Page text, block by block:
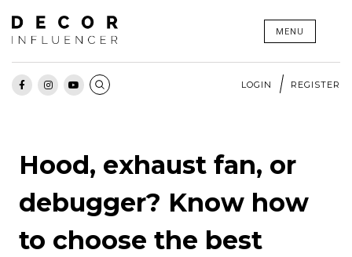
Skip
content
MENU
LOGIN REGISTER
Hood, exhaust fan, or
debugger? Know how
to choose the best